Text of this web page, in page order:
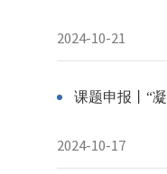
2024-10-21
课题申报丨“凝智计
2024-10-17